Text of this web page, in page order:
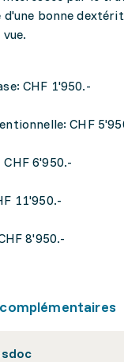
d'une bonne
CHF 1'950.-
CHF
CHF 6'950.-
11'950.-
8'950.-